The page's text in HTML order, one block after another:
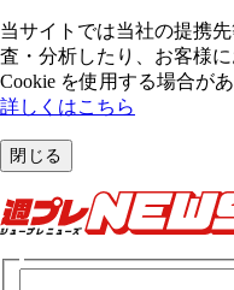
当サイトでは当社の提携
査・分析したり、お客様
Cookie を使⽤する場合があ
詳しくはこちら
閉じる